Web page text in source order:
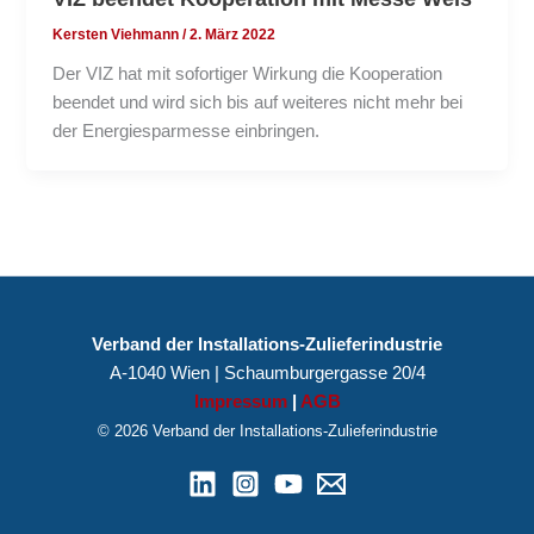
Kersten Viehmann/2. März 2022
Der VIZ hat mit sofortiger Wirkung die Kooperation
beendet und wird sich bis auf weiteres nicht mehr bei
der Energiesparmesse einbringen.
Verband der Installations-Zulieferindustrie
A-1040 Wien | Schaumburgergasse 20/4
Impressum
AGB
© 2026 Verband der Installations-Zulieferindustrie